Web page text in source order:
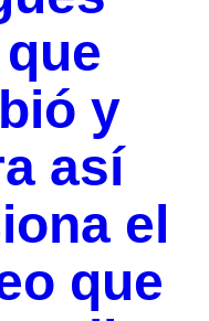
y
así
el
que